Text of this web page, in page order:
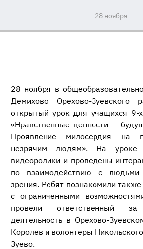
28 ноября
28 ноября в
Демихово Орехово-Зуевского
открытый урок для учащихся 9-
«Нравственные ценности —
Проявление милосердия на
незрячим людям». На уроке
видеоролики и проведены
по взаимодействию с людьми
зрения. Ребят познакомили
с ограниченными
провели ответственный за
деятельность в Орехово-
Королев и волонтеры
Зуево.